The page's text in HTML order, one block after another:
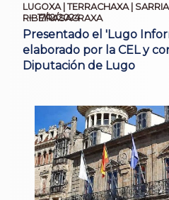
LUGOXA | TERRACHAXA |
RIBEIRASACRAXA
17/12/2024
Presentado el 'Lugo
elaborado por la CEL y
Diputación de Lugo